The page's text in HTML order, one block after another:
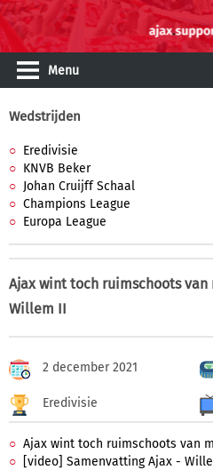
Menu
Wedstrijden
Eredivisie
KNVB Beker
Johan Cruijff Schaal
Champions League
Europa League
Ajax wint toch ruimschoots van
Willem II
2 december 2021
Eredivisie
Ajax wint toch ruimschoots van
[video] Samenvatting Ajax -